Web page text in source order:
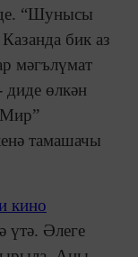
“Шунысы
бик аз
мәгълүмат
диде өлкән
тамашачы
кино
үтә. Әлеге